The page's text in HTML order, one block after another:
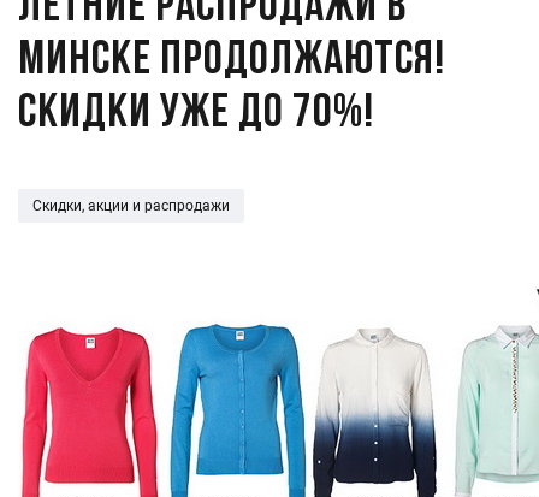
Минске продолжаются!
Скидки уже до 70%!
Скидки, акции и распродажи